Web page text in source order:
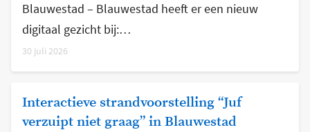
Blauwestad – Blauwestad heeft er een nieuw
digitaal gezicht bij:…
30 juli 2026
Interactieve strandvoorstelling “Juf
verzuipt niet graag” in Blauwestad